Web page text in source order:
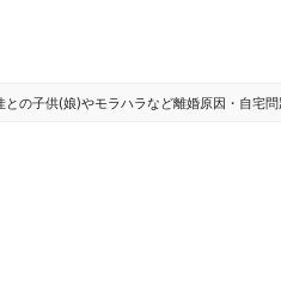
の子供(娘)やモラハラなど離婚原因・自宅